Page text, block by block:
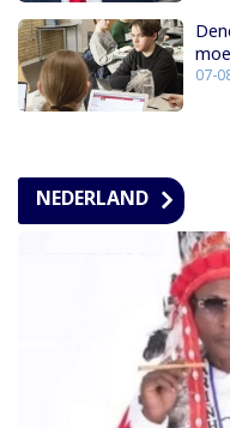
07-
NEDERLAND